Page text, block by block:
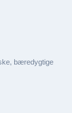
bæredygtige